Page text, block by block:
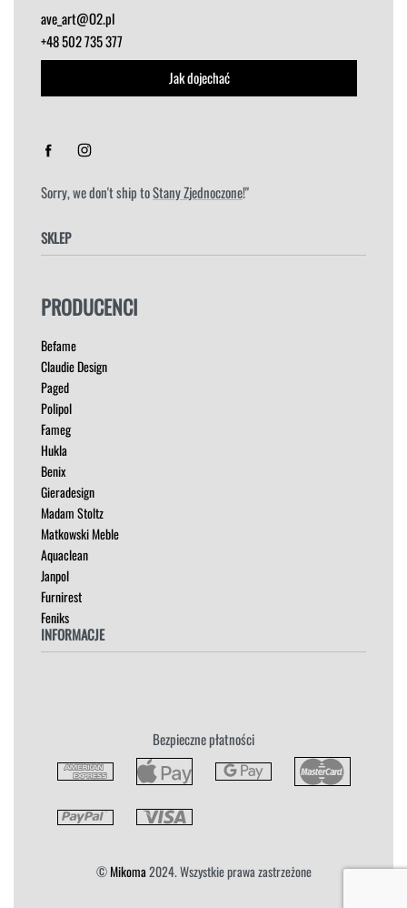
ave_art@O2.pl
+48 502 735 377
Jak dojechać
Sorry, we don't ship toStany Zjednoczone!"
SKLEP
HOKERY
ŁÓŻKA
MEBLE RTV
NAROŻNIKI
OUTLET
PUFY
SOFY
STOLIKI
STOŁY
SZAFKI I KOMODY
PRODUCENCI
Befame
Claudie Design
Paged
Polipol
Fameg
Hukla
Benix
Gieradesign
Madam Stoltz
Matkowski Meble
Aquaclean
Janpol
Furnirest
Feniks
INFORMACJE
Płatność i Dostawa
Bezpieczne płatności
©Mikoma2024. Wszystkie prawa zastrzeżone